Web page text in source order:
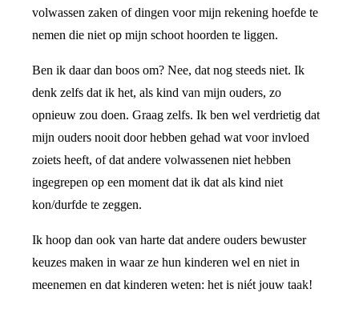
volwassen zaken of dingen voor mijn rekening hoefde te
nemen die niet op mijn schoot hoorden te liggen.
Ben ik daar dan boos om? Nee, dat nog steeds niet. Ik
denk zelfs dat ik het, als kind van mijn ouders, zo
opnieuw zou doen. Graag zelfs. Ik ben wel verdrietig dat
mijn ouders nooit door hebben gehad wat voor invloed
zoiets heeft, of dat andere volwassenen niet hebben
ingegrepen op een moment dat ik dat als kind niet
kon/durfde te zeggen.
Ik hoop dan ook van harte dat andere ouders bewuster
keuzes maken in waar ze hun kinderen wel en niet in
meenemen en dat kinderen weten: het is niét jouw taak!